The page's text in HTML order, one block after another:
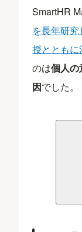
SmartHR
を長年研
授とともに
のは個人
因でした。